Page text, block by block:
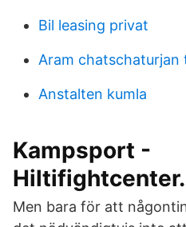
Bil leasing privat
Aram chatschaturjan
Anstalten kumla
Kampsport -
Men bara för att